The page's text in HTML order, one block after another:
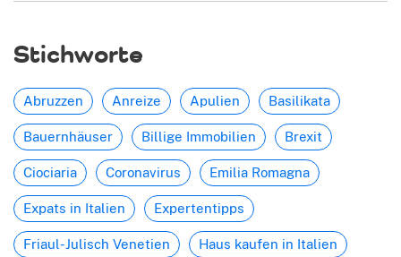
Stichworte
Abruzzen Anreize Apulien Basilikata
Bauernhäuser Billige Immobilien Brexit
Ciociaria Coronavirus Emilia Romagna
Expats in Italien Expertentipps
Friaul-Julisch Venetien Haus kaufen in Italien